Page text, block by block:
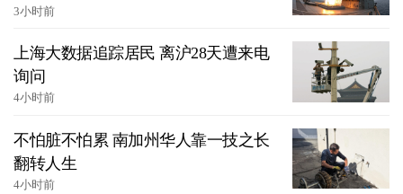
3小时前
上海大数据追踪居民 离沪28天遭来电
询问
4小时前
不怕脏不怕累 南加州华人靠一技之长
翻转人生
4小时前